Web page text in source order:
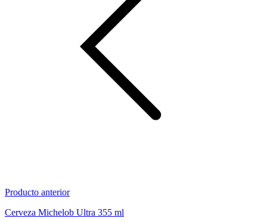
Producto anterior
Cerveza Michelob Ultra 355 ml